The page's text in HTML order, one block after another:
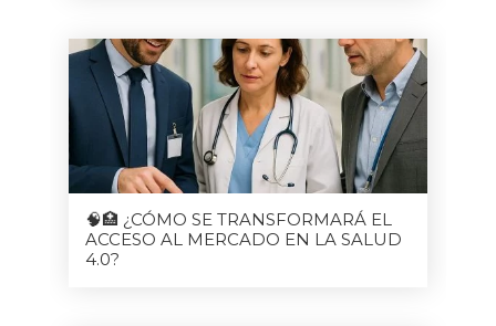
🧠🏥 ¿CÓMO SE TRANSFORMARÁ EL
ACCESO AL MERCADO EN LA SALUD
4.0?